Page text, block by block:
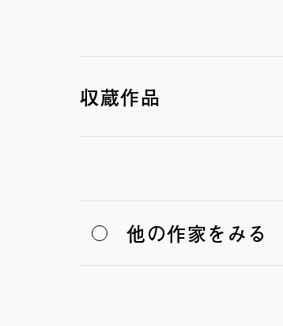
収蔵作品
他の作家をみる